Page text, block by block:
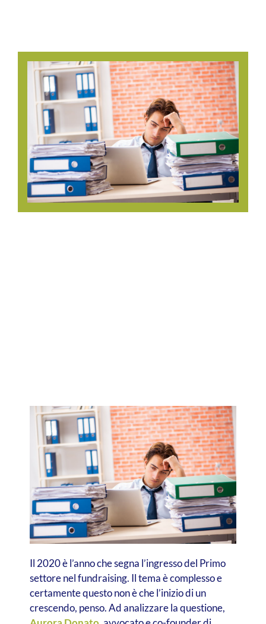
Il 2020 è l’anno che segna l’ingresso del Primo
settore nel fundraising. Il tema è complesso e
certamente questo non è che l’inizio di un
crescendo, penso. Ad analizzare la questione,